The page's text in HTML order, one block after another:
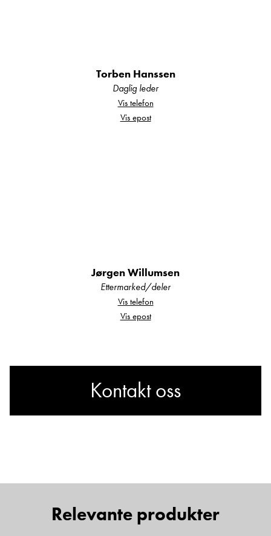
Torben Hanssen
Daglig leder
Vis telefon
Vis epost
Jørgen Willumsen
Ettermarked/deler
Vis telefon
Vis epost
Kontakt oss
Sted
Relevante produkter